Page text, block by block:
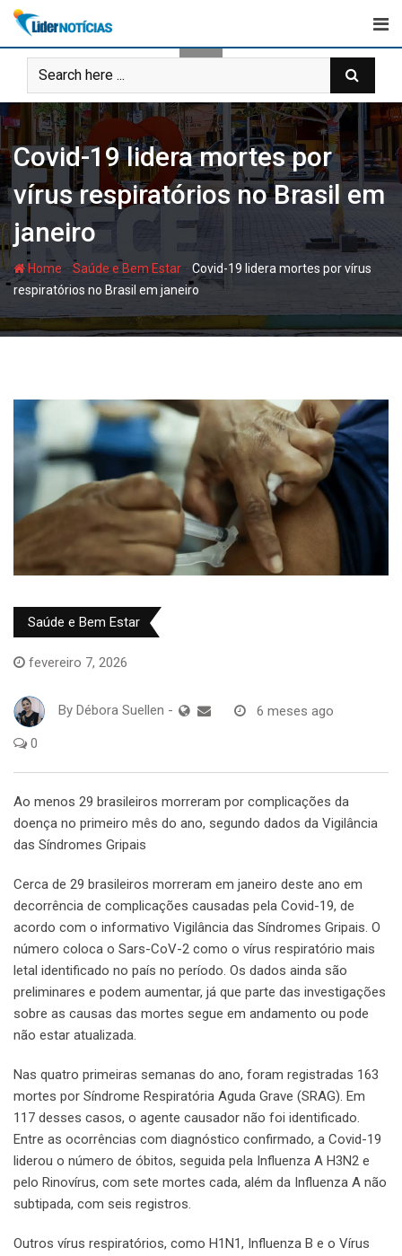
Skip
content
Covid-19 lidera mortes por
vírus respiratórios no Brasil em
janeiro
Home -Saúde e Bem Estar
Covid-19 lidera mortes por vírus
respiratórios no Brasil em janeiro
Saúde e Bem Estar
fevereiro 7, 2026
By Débora Suellen - 6 meses ago
0
Ao menos 29 brasileiros morreram por complicações da
doença no primeiro mês do ano, segundo dados da Vigilância
das Síndromes Gripais
Cerca de 29 brasileiros morreram em janeiro deste ano em
decorrência de complicações causadas pela Covid-19, de
acordo com o informativo Vigilância das Síndromes Gripais. O
número coloca o Sars-CoV-2 como o vírus respiratório mais
letal identificado no país no período. Os dados ainda são
preliminares e podem aumentar, já que parte das investigações
sobre as causas das mortes segue em andamento ou pode
não estar atualizada.
Nas quatro primeiras semanas do ano, foram registradas 163
mortes por Síndrome Respiratória Aguda Grave (SRAG). Em
117 desses casos, o agente causador não foi identificado.
Entre as ocorrências com diagnóstico confirmado, a Covid-19
liderou o número de óbitos, seguida pela Influenza A H3N2 e
pelo Rinovírus, com sete mortes cada, além da Influenza A não
subtipada, com seis registros.
Outros vírus respiratórios, como H1N1, Influenza B e o Vírus